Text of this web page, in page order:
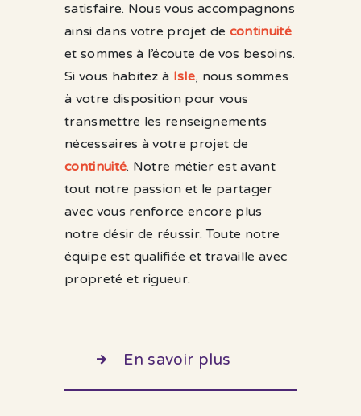
satisfaire. Nous vous accompagnons
ainsi dans votre projet de continuité
et sommes à l’écoute de vos besoins.
Si vous habitez à Isle, nous sommes
à votre disposition pour vous
transmettre les renseignements
nécessaires à votre projet de
continuité. Notre métier est avant
tout notre passion et le partager
avec vous renforce encore plus
notre désir de réussir. Toute notre
équipe est qualifiée et travaille avec
propreté et rigueur.
En savoir plus